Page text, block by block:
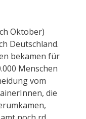
Oktober)
Deutschland.
bekamen für
Menschen
vom
die